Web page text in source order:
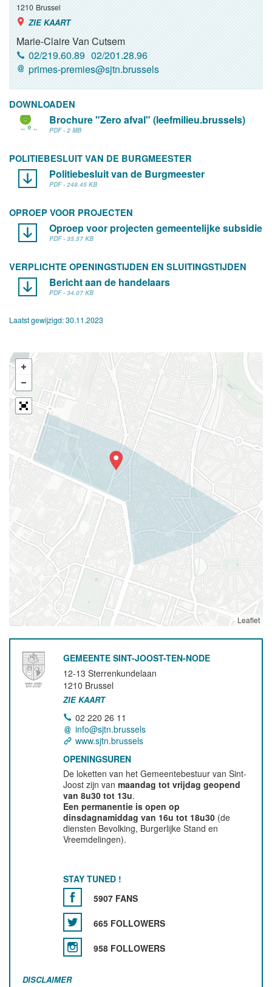
1210 Brussel
ZIE KAART
Marie-Claire Van Cutsem
02/219.60.89 02/201.28.96
primes-premies@sjtn.brussels
DOWNLOADEN
Brochure "Zero afval" (leefmilieu.brussels)
PDF - 2 MB
POLITIEBESLUIT VAN DE BURGMEESTER
Politiebesluit van de Burgmeester
PDF - 248.45 KB
OPROEP VOOR PROJECTEN
Oproep voor projecten gemeentelijke subsidie
PDF - 35.57 KB
VERPLICHTE OPENINGSTIJDEN EN SLUITINGSTIJDEN
Bericht aan de handelaars
PDF - 34.07 KB
Laatst gewijzigd:30.11.2023
Leaflet
GEMEENTE SINT-JOOST-TEN-NODE
12-13 Sterrenkundelaan
1210 Brussel
ZIE KAART
02 220 26 11
info@sjtn.brussels
www.sjtn.brussels
OPENINGSUREN
De loketten van het Gemeentebestuur van Sint-
Joost zijn vanmaandag tot vrijdag geopend
van 8u30 tot 13u.
Een permanentie is open op
dinsdagnamiddag van 16u tot 18u30 (de
diensten Bevolking, Burgerlijke Stand en
Vreemdelingen).
STAY TUNED !
5907 FANS
665 FOLLOWERS
958 FOLLOWERS
DISCLAIMER